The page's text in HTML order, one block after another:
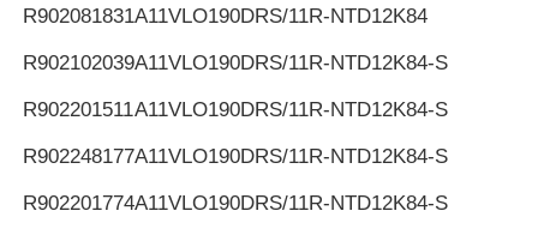
R902081831A11VLO190DRS/11R-NTD12K84
R902102039A11VLO190DRS/11R-NTD12K84-S
R902201511A11VLO190DRS/11R-NTD12K84-S
R902248177A11VLO190DRS/11R-NTD12K84-S
R902201774A11VLO190DRS/11R-NTD12K84-S